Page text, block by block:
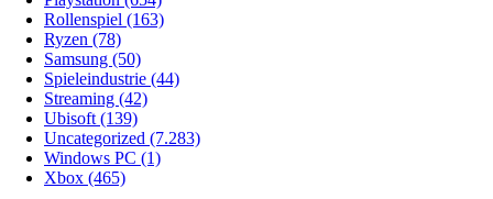
Rollenspiel (163)
Ryzen (78)
Samsung (50)
Spieleindustrie (44)
Streaming (42)
Ubisoft (139)
Uncategorized (7.283)
Windows PC (1)
Xbox (465)